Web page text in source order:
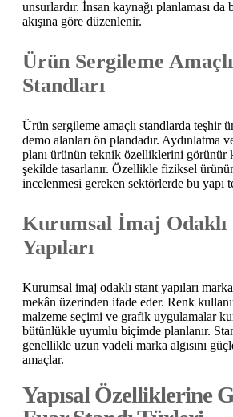
unsurlardır. İnsan kaynağı planlaması
akışına göre düzenlenir.
Ürün Sergileme
Standları
Ürün sergileme amaçlı standlarda teşhir
demo alanları ön plandadır. Aydınlatma
planı ürünün teknik özelliklerini görünür
şekilde tasarlanır. Özellikle fiziksel
incelenmesi gereken sektörlerde bu yapı
Kurumsal İmaj Odaklı
Yapıları
Kurumsal imaj odaklı stant yapıları
mekân üzerinden ifade eder. Renk
malzeme seçimi ve grafik uygulamalar
bütünlükle uyumlu biçimde planlanır.
genellikle uzun vadeli marka algısını
amaçlar.
Yapısal Özelliklerine